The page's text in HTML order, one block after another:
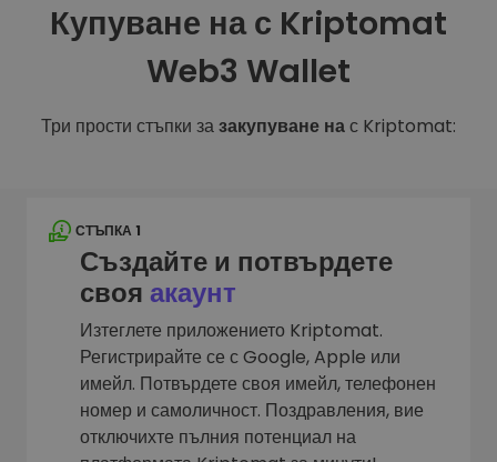
Купуване на с Kriptomat
Web3 Wallet
Три прости стъпки зазакупуване нас Kriptomat:
СТЪПКА 1
Създайте и потвърдете
своя акаунт
Изтеглете приложението Kriptomat.
Регистрирайте се с Google, Apple или
имейл. Потвърдете своя имейл, телефонен
номер и самоличност. Поздравления, вие
отключихте пълния потенциал на